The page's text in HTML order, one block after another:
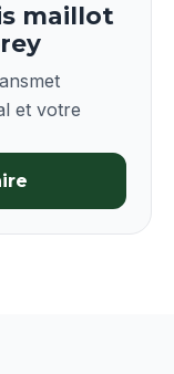
maillot
et votre